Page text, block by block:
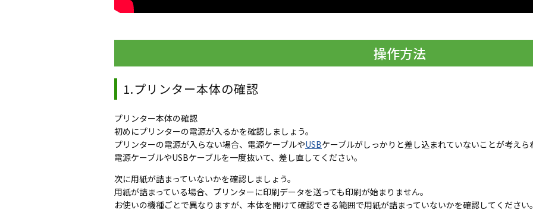
操作方法
1.プリンター本体の確認
プリンター本体の確認
初めにプリンターの電源が入るかを確認しましょう。
プリンターの電源が入らない場合、電源ケーブルやUSBケーブルがしっかりと差し込まれていないことが考えら
電源ケーブルやUSBケーブルを一度抜いて、差し直してください。
次に用紙が詰まっていないかを確認しましょう。
用紙が詰まっている場合、プリンターに印刷データを送っても印刷が始まりません。
お使いの機種ごとで異なりますが、本体を開けて確認できる範囲で用紙が詰まっていないかを確認してください。